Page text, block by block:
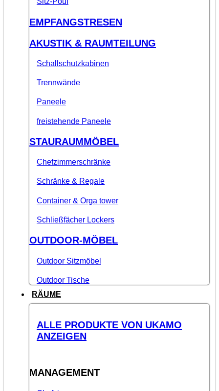
EMPFANGSTRESEN
AKUSTIK & RAUMTEILUNG
Schallschutzkabinen
Trennwände
Paneele
freistehende Paneele
STAURAUMMÖBEL
Chefzimmerschränke
Schränke & Regale
Container & Orga tower
Schließfächer Lockers
OUTDOOR-MÖBEL
Outdoor Sitzmöbel
Outdoor Tische
RÄUME
ALLE PRODUKTE VON UKAMO
ANZEIGEN
MANAGEMENT